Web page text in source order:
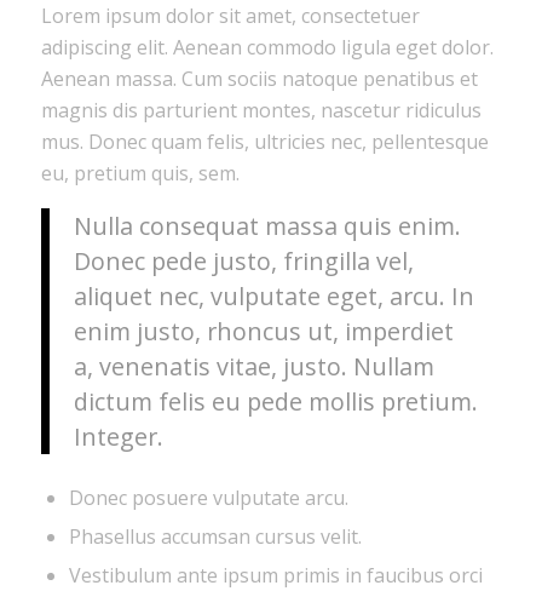
Lorem ipsum dolor sit amet, consectetuer
adipiscing elit. Aenean commodo ligula eget dolor.
Aenean massa. Cum sociis natoque penatibus et
magnis dis parturient montes, nascetur ridiculus
mus. Donec quam felis, ultricies nec, pellentesque
eu, pretium quis, sem.
Nulla consequat massa quis enim.
Donec pede justo, fringilla vel,
aliquet nec, vulputate eget, arcu. In
enim justo, rhoncus ut, imperdiet
a, venenatis vitae, justo. Nullam
dictum felis eu pede mollis pretium.
Integer.
Donec posuere vulputate arcu.
Phasellus accumsan cursus velit.
Vestibulum ante ipsum primis in faucibus orci